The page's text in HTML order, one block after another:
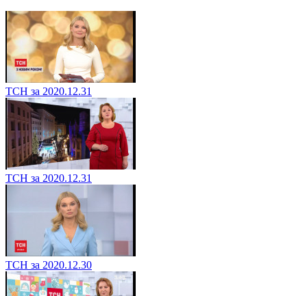
ТСН за 2020.12.31
ТСН за 2020.12.31
ТСН за 2020.12.30